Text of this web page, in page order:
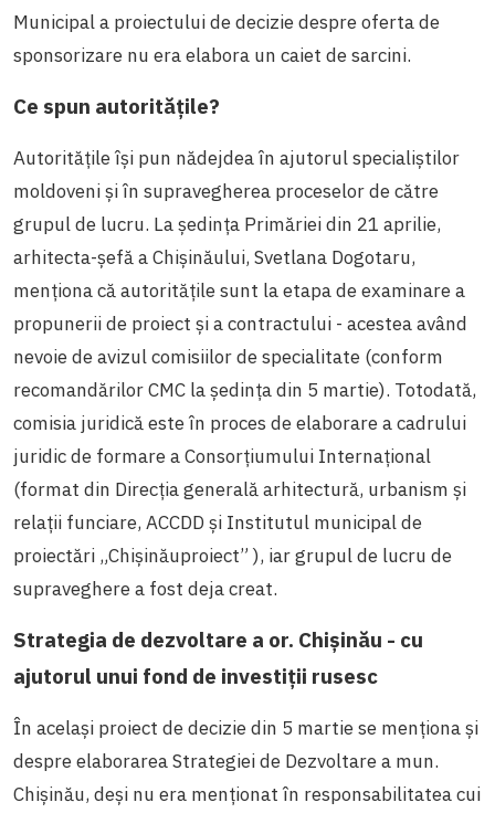
Municipal a proiectului de decizie despre oferta de
sponsorizare nu era elabora un caiet de sarcini.
Ce spun autoritățile?
Autoritățile își pun nădejdea în ajutorul specialiștilor
moldoveni și în supravegherea proceselor de către
grupul de lucru. La ședința Primăriei din 21 aprilie,
arhitecta-șefă a Chișinăului, Svetlana Dogotaru,
menționa că autoritățile sunt la etapa de examinare a
propunerii de proiect și a contractului - acestea având
nevoie de avizul comisiilor de specialitate (conform
recomandărilor CMC la ședința din 5 martie). Totodată,
comisia juridică este în proces de elaborare a cadrului
juridic de formare a Consorțiumului Internațional
(format din Direcția generală arhitectură, urbanism și
relații funciare, ACCDD și Institutul municipal de
proiectări „Chișinăuproiect” ), iar grupul de lucru de
supraveghere a fost deja creat.
Strategia de dezvoltare a or. Chișinău - cu
ajutorul unui fond de investiții rusesc
În același proiect de decizie din 5 martie se menționa și
despre elaborarea Strategiei de Dezvoltare a mun.
Chișinău, deși nu era menționat în responsabilitatea cui